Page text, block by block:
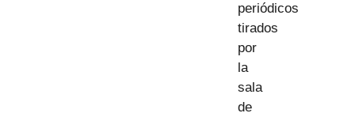
periódicos
tirados
por
la
sala
de